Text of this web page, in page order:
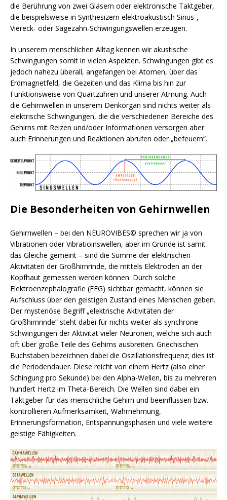
die Berührung von zwei Gläsern oder elektronische Taktgeber,
die beispielsweise in Synthesizern elektroakustisch Sinus-,
Viereck- oder Sägezahn-Schwingungswellen erzeugen.
In unserem menschlichen Alltag kennen wir akustische
Schwingungen somit in vielen Aspekten. Schwingungen gibt es
jedoch nahezu überall, angefangen bei Atomen, über das
Erdmagnetfeld, die Gezeiten und das Klima bis hin zur
Funktionsweise von Quartzuhren und unserer Atmung. Auch
die Gehirnwellen in unserem Denkorgan sind nichts weiter als
elektrische Schwingungen, die die verschiedenen Bereiche des
Gehirns mit Reizen und/oder Informationen versorgen aber
auch Erinnerungen und Reaktionen abrufen oder „befeuern“.
Die Besonderheiten von Gehirnwellen
Gehirnwellen – bei den NEUROVIBES© sprechen wir ja von
Vibrationen oder Vibratioinswellen, aber im Grunde ist samit
das Gleiche gemeint – sind die Summe der elektrischen
Aktivitäten der Großhirnrinde, die mittels Elektroden an der
Kopfhaut gemessen werden können. Durch solche
Elektroenzephalografie (EEG) sichtbar gemacht, können sie
Aufschluss über den geistigen Zustand eines Menschen geben.
Der mysteriöse Begriff „elektrische Aktivitäten der
Großhirnrinde“ steht dabei für nichts weiter als synchrone
Schwingungen der Aktivität vieler Neuronen, welche sich auch
oft über große Teile des Gehirns ausbreiten. Griechischen
Buchstaben bezeichnen dabei die Oszillationsfrequenz; dies ist
die Periodendauer. Diese reicht von einem Hertz (also einer
Schingung pro Sekunde) bei den Alpha-Wellen, bis zu mehreren
hundert Hertz im Theta-Bereich. Die Wellen sind dabei ein
Taktgeber für das menschliche Gehirn und beeinflussen bzw.
kontrollieren Aufmerksamkeit, Wahrnehmung,
Erinnerungsformation, Entspannungsphasen und viele weitere
geistige Fähigkeiten.